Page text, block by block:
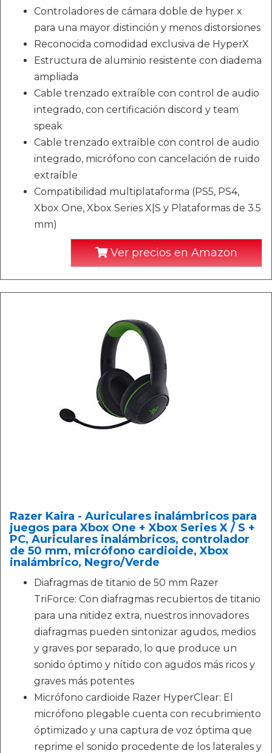
Controladores de cámara doble de hyper x
para una mayor distinción y menos distorsiones
Reconocida comodidad exclusiva de HyperX
Estructura de aluminio resistente con diadema
ampliada
Cable trenzado extraíble con control de audio
integrado, con certificación discord y team
speak
Cable trenzado extraíble con control de audio
integrado, micrófono con cancelación de ruido
extraíble
Compatibilidad multiplataforma (PS5, PS4,
Xbox One, Xbox Series X|S y Plataformas de 3.5
mm)
Ver precios en Amazon
Razer Kaira - Auriculares inalámbricos para
juegos para Xbox One + Xbox Series X / S +
PC, Auriculares inalámbricos, controlador
de 50 mm, micrófono cardioide, Xbox
inalámbrico, Negro/Verde
Diafragmas de titanio de 50 mm Razer
TriForce: Con diafragmas recubiertos de titanio
para una nitidez extra, nuestros innovadores
diafragmas pueden sintonizar agudos, medios
y graves por separado, lo que produce un
sonido óptimo y nítido con agudos más ricos y
graves más potentes
Micrófono cardioide Razer HyperClear: El
micrófono plegable cuenta con recubrimiento
óptimizado y una captura de voz óptima que
reprime el sonido procedente de los laterales y